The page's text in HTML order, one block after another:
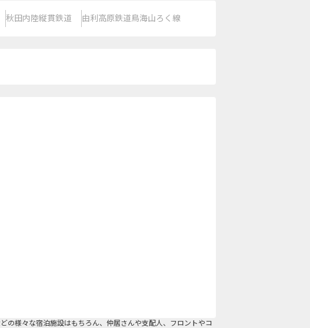
秋田内陸縦貫鉄道 由利高原鉄道鳥海山ろく線
の様々な宿泊施設はもちろん、仲居さんや支配人、フロントやコ